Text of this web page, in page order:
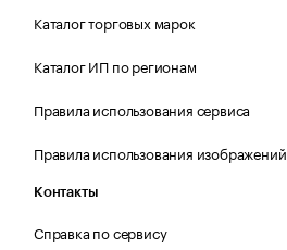
Каталог торговых марок
Каталог ИП по регионам
Правила использования сервиса
Правила использования изображений
Контакты
Справка по сервису